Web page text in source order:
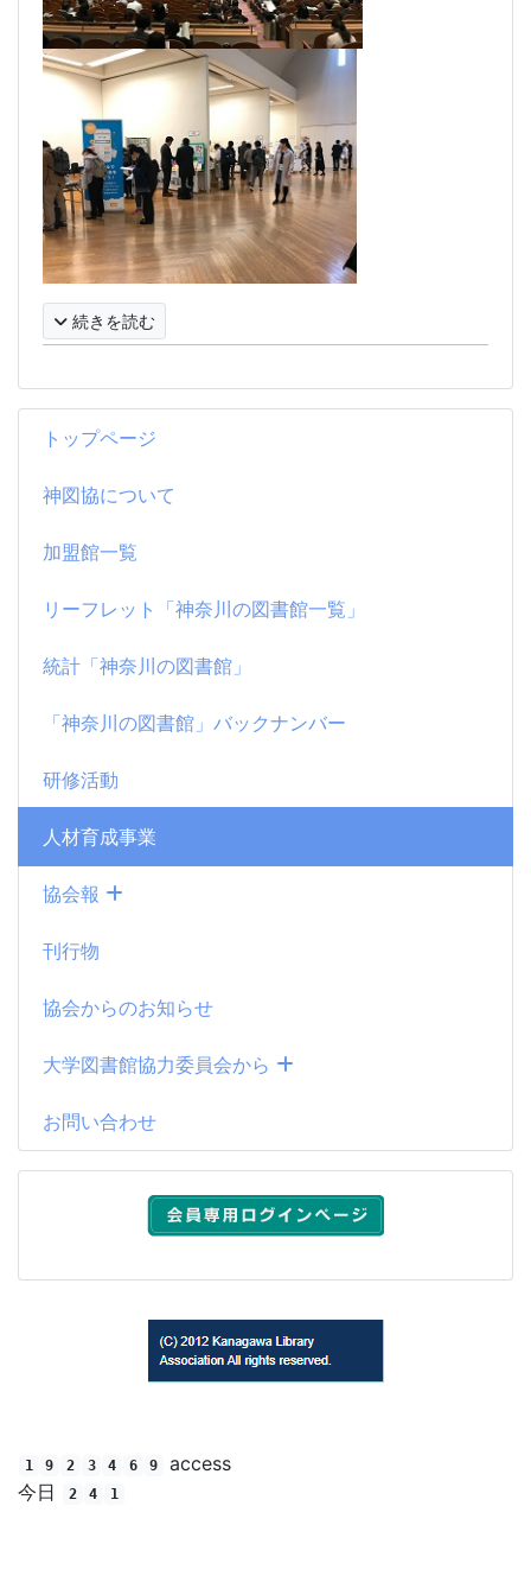
トップページ
神図協について
加盟館一覧
リーフレット「神奈川の図書館一覧」
統計「神奈川の図書館」
「神奈川の図書館」バックナンバー
研修活動
人材育成事業
協会報
刊行物
協会からのお知らせ
大学図書館協力委員会から
お問い合わせ
1 9 2 3 4 6 9
access
今日
2 4 1
続きを読む